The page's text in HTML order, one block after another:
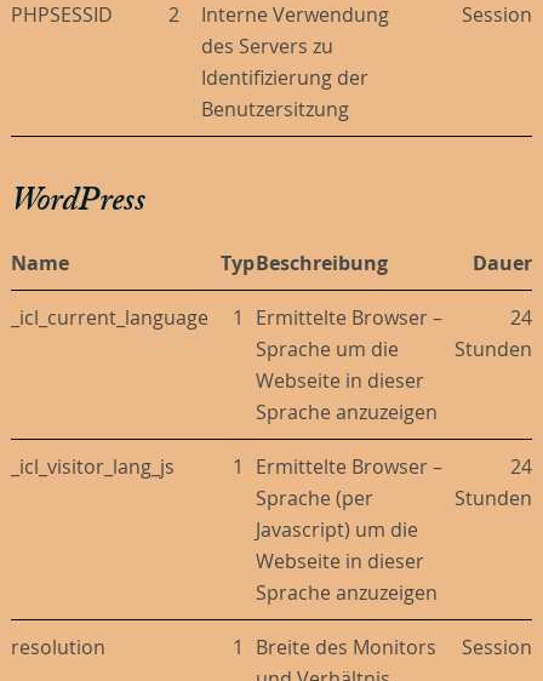
PHPSESSID 2
Interne Verwendung
des Servers zu
Identifizierung der
Benutzersitzung
Session
WordPress
Name TypBeschreibung Dauer
_icl_current_language 1
Ermittelte Browser –
Sprache um die
Webseite in dieser
Sprache anzuzeigen
24
Stunden
_icl_visitor_lang_js 1
Ermittelte Browser –
Sprache (per
Javascript) um die
Webseite in dieser
Sprache anzuzeigen
24
Stunden
resolution 1
Breite des Monitors
Session